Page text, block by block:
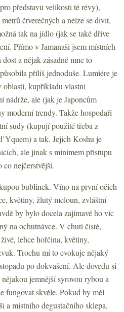
představu velikosti té révy),
čtverečných a nelze se divit,
tak na jídlo (jak se také dříve
Přímo v Jamanaši jsem místních
a nějak zásadně mne to
příliš jednoduše. Lumiére je
oblasti, kupříkladu vlastní
nádrže, ale (jak je Japoncům
moderní trendy. Takže hospodaří
sudy (kupují použité třeba z
a tak. Jejich Koshu je
ale jinak s minimem přístupu
nejčerstvější.
bublinek. Víno na první očich
květiny, žlutý meloun, zvláštní
by bylo docela zajímavé ho víc
na ochutnávce. V chuti čisté,
lehce hořčina, květiny,
Trochu mi to evokuje nějaký
po dokvašení. Ale dovedu si
jemnější syrovou rybou a
fungovat skvěle. Pokud by měl
a místního degustačního sklepa,